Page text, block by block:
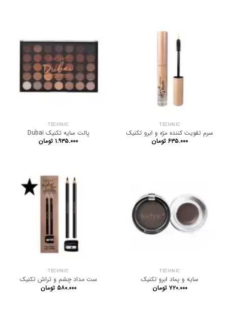
TECHNIC
سرم تقویت کننده مژه و ابرو تکنیک
۶۳۵.۰۰۰ تومان
TECHNIC
پالت سایه تکنیک Dubai
۱.۹۳۵.۰۰۰ تومان
TECHNIC
سایه و پماد ابرو تکنیک
۷۲۰.۰۰۰ تومان
TECHNIC
ست مداد چشم و تراش تکنیک
۵۸۰.۰۰۰ تومان